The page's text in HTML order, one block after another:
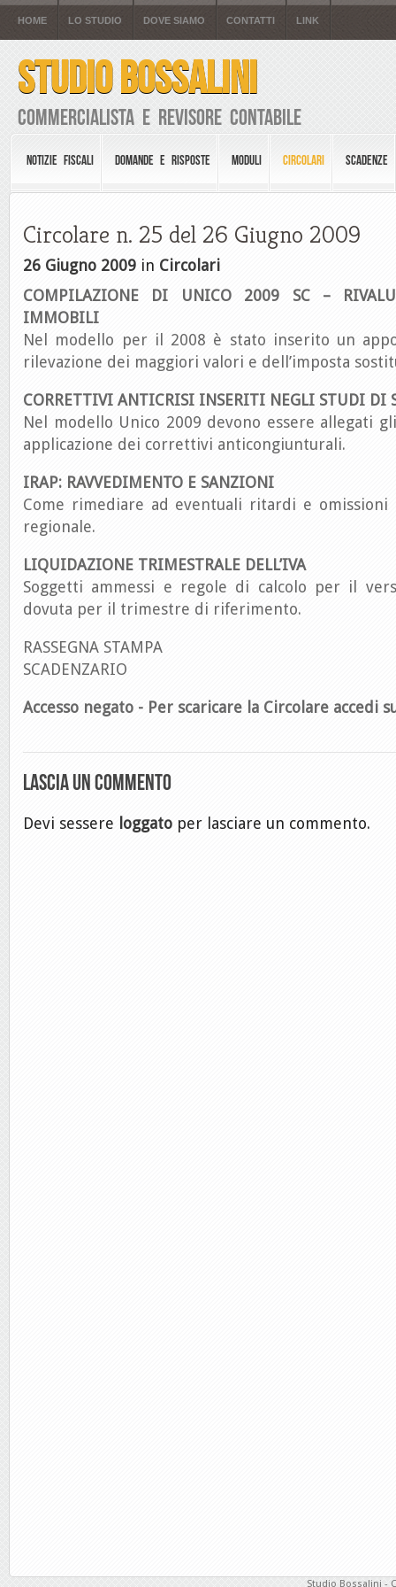
HOME LO STUDIO DOVE SIAMO CONTATTI LINK
STUDIO BOSSALINI
Commercialista e Revisore Contabile
NOTIZIE FISCALI DOMANDE E RISPOSTE MODULI CIRCOLARI SCADENZE
Circolare n. 25 del 26 Giugno 2009
26 Giugno 2009 in Circolari
COMPILAZIONE DI UNICO 2009 SC –
IMMOBILI
Nel modello per il 2008 è stato inserito un
rilevazione dei maggiori valori e dell’imposta
CORRETTIVI ANTICRISI INSERITI NEGLI STUDI DI
Nel modello Unico 2009 devono essere allegati
applicazione dei correttivi anticongiunturali.
IRAP: RAVVEDIMENTO E SANZIONI
Come rimediare ad eventuali ritardi e omissioni
regionale.
LIQUIDAZIONE TRIMESTRALE DELL’IVA
Soggetti ammessi e regole di calcolo per il
dovuta per il trimestre di riferimento.
RASSEGNA STAMPA
SCADENZARIO
Accesso negato - Per scaricare la Circolare accedi
Lascia un commento
Devi sessere loggato per lasciare un commento.
Studio Bossalini -